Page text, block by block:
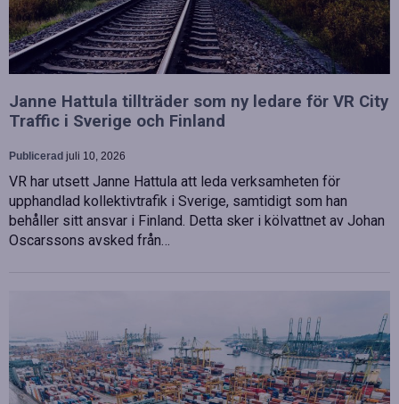
Janne Hattula tillträder som ny ledare för VR City
Traffic i Sverige och Finland
Publicerad juli 10, 2026
VR har utsett Janne Hattula att leda verksamheten för
upphandlad kollektivtrafik i Sverige, samtidigt som han
behåller sitt ansvar i Finland. Detta sker i kölvattnet av Johan
Oscarssons avsked från…